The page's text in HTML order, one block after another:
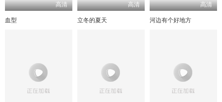
高清
血型
高清
立冬的夏天
高清
河边有个好地方